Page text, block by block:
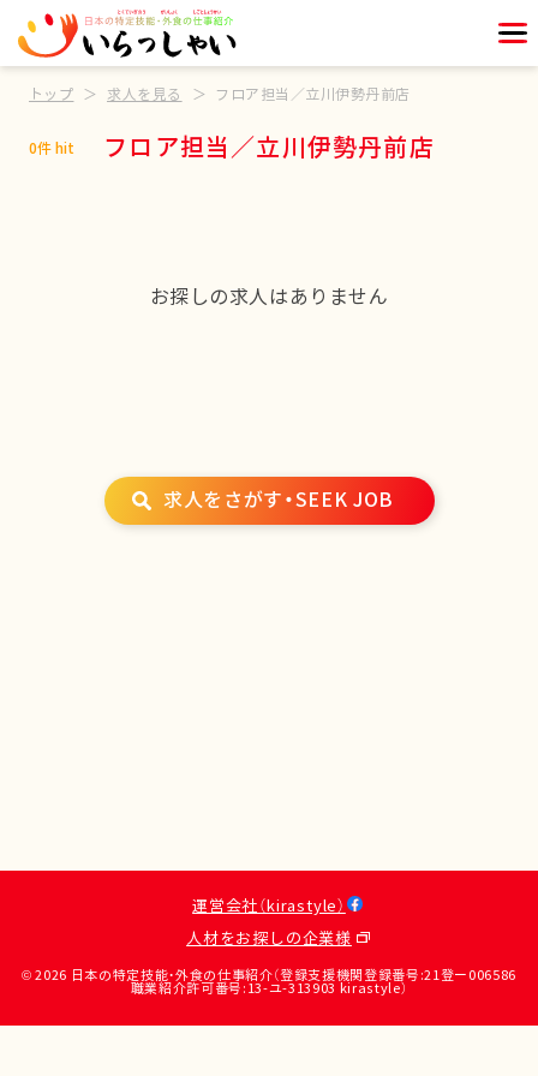
トップ 求人を見る フロア担当／立川伊勢丹前店
フロア担当／立川伊勢丹前店
0件 hit
お探しの求人はありません
求人をさがす・SEEK JOB
運営会社（kirastyle）
人材をお探しの企業様
© 2026 日本の特定技能・外食の仕事紹介（登録支援機関登録番号:21登ー006586
職業紹介許可番号:13-ユ-313903 kirastyle）